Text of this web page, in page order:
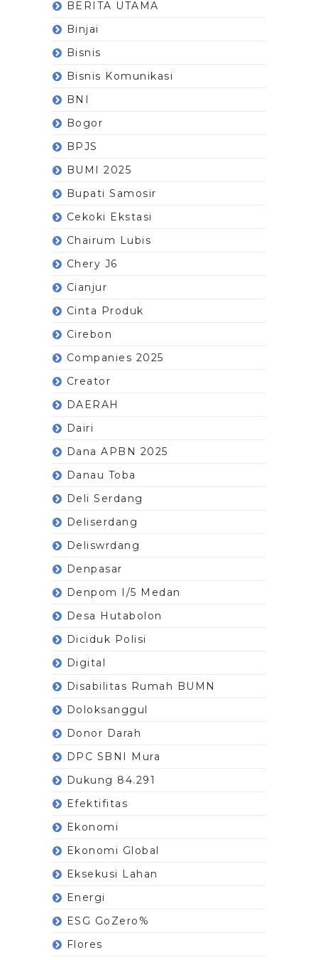
BERITA UTAMA
Binjai
Bisnis
Bisnis Komunikasi
BNI
Bogor
BPJS
BUMI 2025
Bupati Samosir
Cekoki Ekstasi
Chairum Lubis
Chery J6
Cianjur
Cinta Produk
Cirebon
Companies 2025
Creator
DAERAH
Dairi
Dana APBN 2025
Danau Toba
Deli Serdang
Deliserdang
Deliswrdang
Denpasar
Denpom I/5 Medan
Desa Hutabolon
Diciduk Polisi
Digital
Disabilitas Rumah BUMN
Doloksanggul
Donor Darah
DPC SBNI Mura
Dukung 84.291
Efektifitas
Ekonomi
Ekonomi Global
Eksekusi Lahan
Energi
ESG GoZero%
Flores